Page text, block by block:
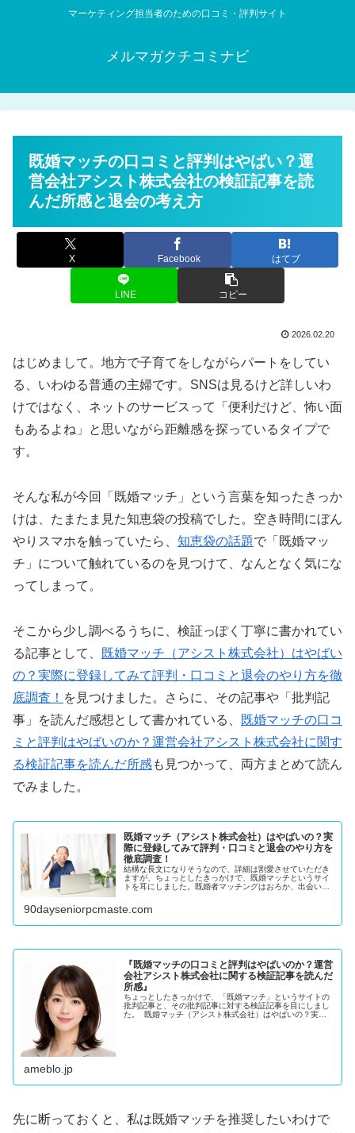
マーケティング担当者のための口コミ・評判サイト
メルマガクチコミナビ
既婚マッチの口コミと評判はやばい？運
営会社アシスト株式会社の検証記事を読
んだ所感と退会の考え方
X Facebook はてブ
LINE コピー
2026.02.20
はじめまして。地方で子育てをしながらパートをしてい
る、いわゆる普通の主婦です。SNSは見るけど詳しいわ
けではなく、ネットのサービスって「便利だけど、怖い面
もあるよね」と思いながら距離感を探っているタイプで
す。
そんな私が今回「既婚マッチ」という言葉を知ったきっか
けは、たまたま見た知恵袋の投稿でした。空き時間にぼん
やりスマホを触っていたら、 知恵袋の話題で「既婚マッ
チ」について触れているのを見つけて、なんとなく気にな
ってしまって。
そこから少し調べるうちに、検証っぽく丁寧に書かれてい
る記事として、
既婚マッチ（アシスト株式会社）はやばい
の？実際に登録してみて評判・口コミと退会のやり方を徹
底調査！ を見つけました。さらに、その記事や「批判記
事」を読んだ感想として書かれている、
既婚マッチの口コ
ミと評判はやばいのか？運営会社アシスト株式会社に関す
る検証記事を読んだ所感も見つかって、両方まとめて読ん
でみました。
既婚マッチ（アシスト株式会社）はやばいの？実
際に登録してみて評判・口コミと退会のやり方を
徹底調査！
結構な長文になりそうなので、詳細は割愛させていただき
ますが、ちょっとしたきっかけで、既婚マッチというサイ
トを耳にしました。既婚者マッチングはおろか、出会い系
90dayseniorpcmaste.com
『既婚マッチの口コミと評判はやばいのか？運営
会社アシスト株式会社に関する検証記事を読んだ
所感』
ちょっとしたきっかけで、「既婚マッチ」というサイトの
批判記事と、その批判記事に対する検証記事を目にしまし
た。 既婚マッチ（アシスト株式会社）はやばいの？実
ameblo.jp
先に断っておくと、私は既婚マッチを推奨したいわけで